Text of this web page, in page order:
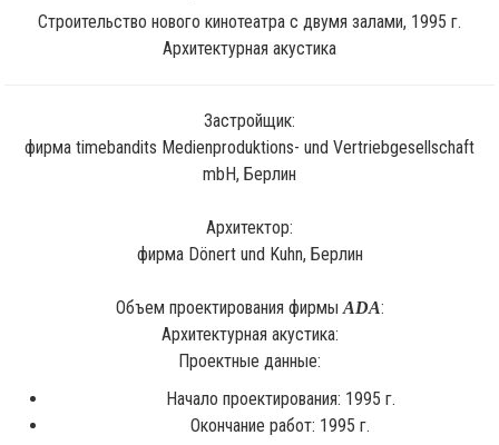
Строительство нового кинотеатра с двумя залами, 1995 г.
Архитектурная акустика
Застройщик:
фирма timebandits Medienproduktions- und Vertriebgesellschaft
mbH, Берлин
Архитектор:
фирма Dönert und Kuhn, Берлин
Объем проектирования фирмыADA:
Архитектурная акустика:
Проектные данные:
Начало проектирования: 1995 г.
Окончание работ: 1995 г.